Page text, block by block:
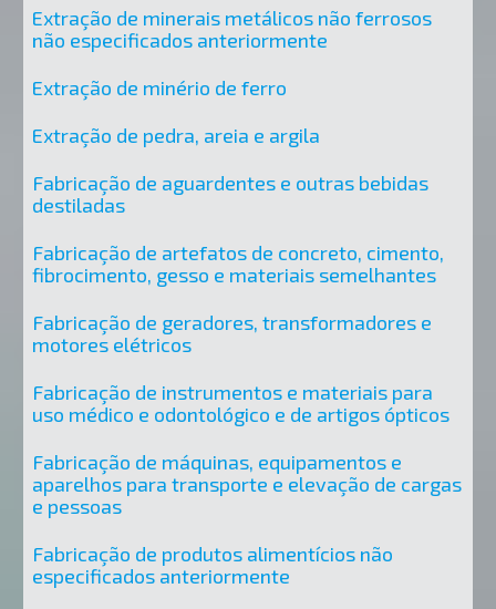
Extração de minerais metálicos não ferrosos
não especificados anteriormente
Extração de minério de ferro
Extração de pedra, areia e argila
Fabricação de aguardentes e outras bebidas
destiladas
Fabricação de artefatos de concreto, cimento,
fibrocimento, gesso e materiais semelhantes
Fabricação de geradores, transformadores e
motores elétricos
Fabricação de instrumentos e materiais para
uso médico e odontológico e de artigos ópticos
Fabricação de máquinas, equipamentos e
aparelhos para transporte e elevação de cargas
e pessoas
Fabricação de produtos alimentícios não
especificados anteriormente